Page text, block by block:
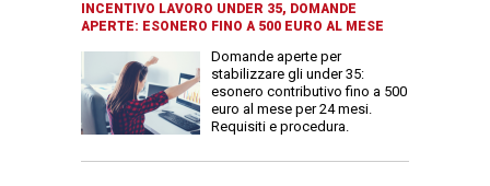
INCENTIVO LAVORO UNDER 35, DOMANDE
APERTE: ESONERO FINO A 500 EURO AL MESE
Domande aperte per
stabilizzare gli under 35:
esonero contributivo fino a 500
euro al mese per 24 mesi.
Requisiti e procedura.